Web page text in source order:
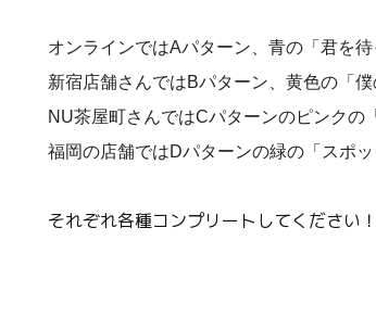
オンラインではAパターン、青の「君を待
新宿店舗さんではBパターン、黄色の「僕
NU茶屋町さんではCパターンのピンクの
福岡の店舗ではDパターンの緑の「スポッ
それぞれ各種コンプリートしてください！